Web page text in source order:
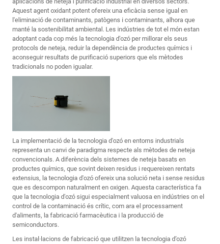
Aquest agent oxidant potent ofereix una eficàcia sense igual en
l'eliminació de contaminants, patògens i contaminants, alhora que
manté la sostenibilitat ambiental. Les indústries de tot el món estan
adoptant cada cop més la tecnologia d'ozó per millorar els seus
protocols de neteja, reduir la dependència de productes químics i
aconseguir resultats de purificació superiors que els mètodes
tradicionals no poden igualar.
La implementació de la tecnologia d'ozó en entorns industrials
representa un canvi de paradigma respecte als mètodes de neteja
convencionals. A diferència dels sistemes de neteja basats en
productes químics, que sovint deixen residus i requereixen rentats
extensius, la tecnologia d'ozó ofereix una solució neta i sense residus
que es descompon naturalment en oxigen. Aquesta característica fa
que la tecnologia d'ozó sigui especialment valuosa en indústries on el
control de la contaminació és crític, com ara el processament
d'aliments, la fabricació farmacèutica i la producció de
semiconductors.
Les instal·lacions de fabricació que utilitzen la tecnologia d’ozó